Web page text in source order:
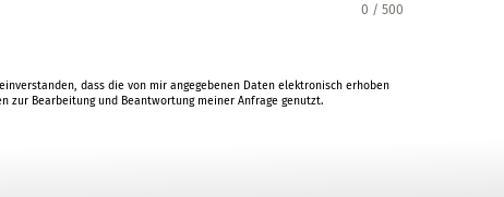
0 / 500
dass die von mir angegebenen Daten elektronisch erhoben
zur Bearbeitung und Beantwortung meiner Anfrage genutzt.